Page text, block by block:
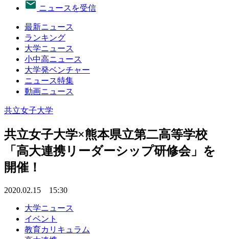
ニュースを受信
最新ニュース
ランキング
大学ニュース
小中高ニュース
大学発ベンチャー
ニュース特集
動画ニュース
共立女子大学
共立女子大学×熊本県立第二高等学校
「高大連携リーダーシップ研修会」を
開催！
2020.02.15 15:30
大学ニュース
イベント
教育カリキュラム